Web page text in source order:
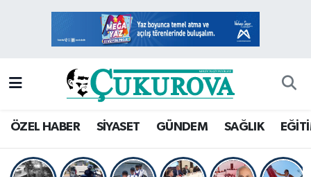
ÖZEL HABER SİYASET GÜNDEM SAĞLIK
Mersin Hava Durumu
Mersin Namaz Vakitleri
Mersin Trafik Yoğunluk Haritası